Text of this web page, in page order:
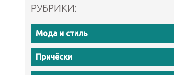
РУБРИКИ:
Мода и стиль
Причёски